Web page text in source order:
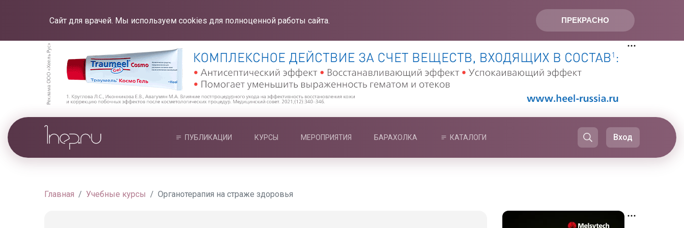
ПРЕКРАСНО
Сайт для врачей. Мы используем cookies для полноценной работы сайта.
ПУБЛИКАЦИИ КУРСЫ МЕРОПРИЯТИЯ БАРАХОЛКА КАТАЛОГИ Вход
Главная Учебные курсы Органотерапия на страже здоровья